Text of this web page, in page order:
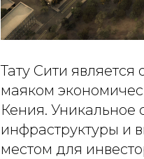
Тату Сити
маяком
Кения. Уникальное
инфраструктуры и
местом для